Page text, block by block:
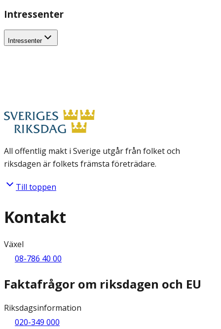
Intressenter
Intressenter
All offentlig makt i Sverige utgår från folket och
riksdagen är folkets främsta företrädare.
Till toppen
Kontakt
Växel
08-786 40 00
Faktafrågor om riksdagen och EU
Riksdagsinformation
020-349 000